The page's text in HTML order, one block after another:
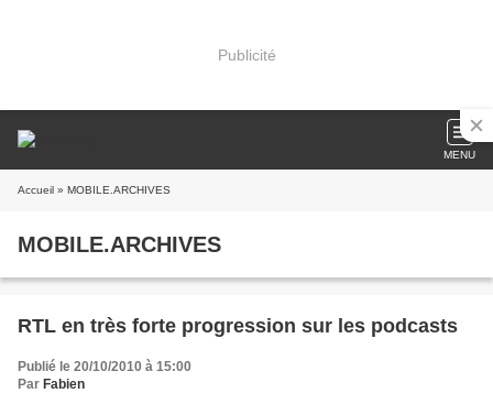
Publicité
MENU
Accueil » MOBILE.ARCHIVES
MOBILE.ARCHIVES
RTL en très forte progression sur les podcasts
Publié le 20/10/2010 à 15:00
Par Fabien